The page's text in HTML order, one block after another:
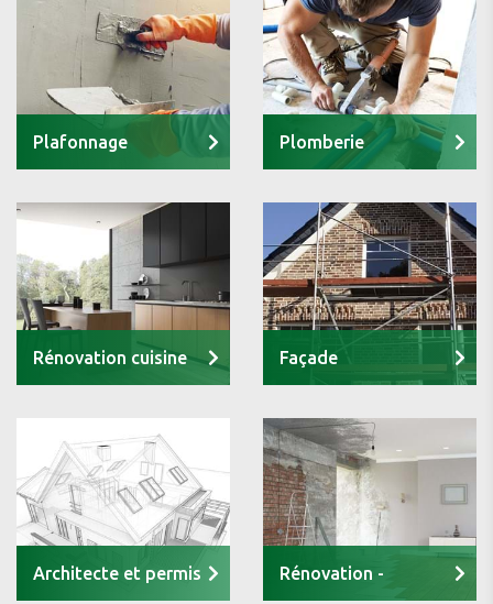
Plafonnage Plomberie
Rénovation cuisine Façade
Architecte et permis Rénovation -